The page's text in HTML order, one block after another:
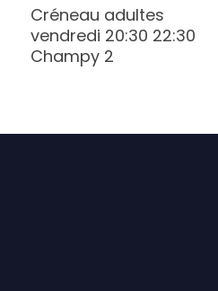
Créneau adultes
vendredi 20:30 22:30
Champy 2